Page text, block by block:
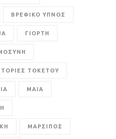
ΒΡΕΦΙΚΟ ΥΠΝΟΣ
ΓΙΟΡΤΗ
ΤΟΚΕΤΟΥ
ΜΑΙΑ
ΜΑΡΣΙΠΟΣ